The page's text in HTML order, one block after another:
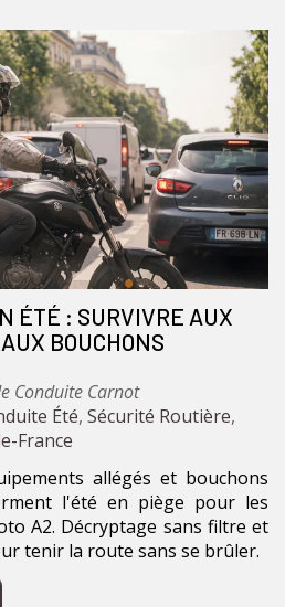
ÉTÉ : SURVIVRE AUX
BOUCHONS
Conduite Carnot
Été, Sécurité Routière,
France
allégés et bouchons
l'été en piège pour les
A2. Décryptage sans filtre et
tenir la route sans se brûler.